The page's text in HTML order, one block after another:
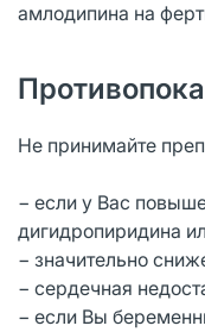
амлодипина на
Не принимайте
− если у Вас
дигидропиридина
− значительно
− сердечная
− если Вы